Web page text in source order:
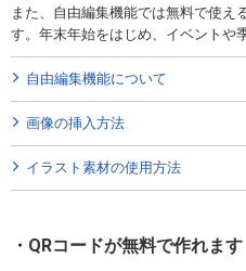
また、自由編集機能では無料で使え
す。年末年始をはじめ、イベントや
自由編集機能について
画像の挿入方法
イラスト素材の使用方法
QRコードが無料で作れます